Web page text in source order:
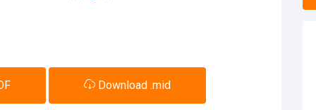
Download .mid